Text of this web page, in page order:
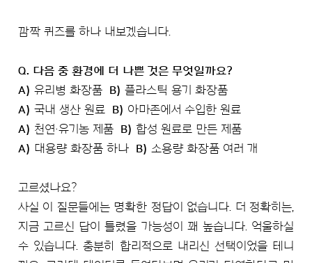
깜짝 퀴즈를 하나 내보겠습니다.
Q. 다음 중 환경에 더 나쁜 것은 무엇일까요?
A) 유리병 화장품 B) 플라스틱 용기 화장품
A) 국내 생산 원료 B) 아마존에서 수입한 원료
A) 천연·유기농 제품 B) 합성 원료로 만든 제품
A) 대용량 화장품 하나 B) 소용량 화장품 여러 개
고르셨나요?
사실 이 질문들에는 명확한 정답이 없습니다. 더 정확히는,
지금 고르신 답이 틀렸을 가능성이 꽤 높습니다. 억울하실
수 있습니다. 충분히 합리적으로 내리신 선택이었을 테니